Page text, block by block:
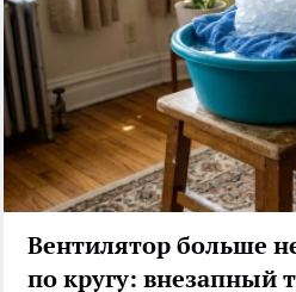
Вентилятор больше
по кругу: внезапный